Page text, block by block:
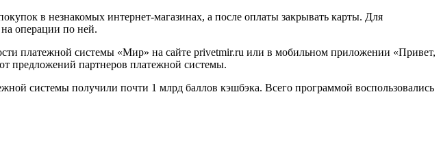
в незнакомых интернет-магазинах, а после оплаты закрывать карты. Для
операции по ней.
платежной системы «Мир» на сайте privetmir.ru или в мобильном приложении «Привет,
предложений партнеров платежной системы.
системы получили почти 1 млрд баллов кэшбэка. Всего программой воспользовались